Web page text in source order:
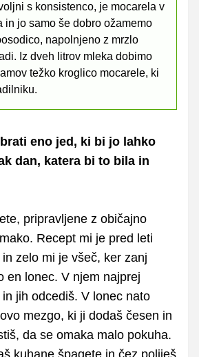
s konsistenco, je mocarela v
in jo samo še dobro ožamemo
napolnjeno z mrzlo
Iz dveh litrov mleka dobimo
težko kroglico mocarele, ki
eno jed, ki bi jo lahko
dan, katera bi to bila in
pripravljene z običajno
Recept mi je pred leti
zelo mi je všeč, ker zanj
en lonec. V njem najprej
jih odcediš. V lonec nato
mezgo, ki ji dodaš česen in
da se omaka malo pokuha.